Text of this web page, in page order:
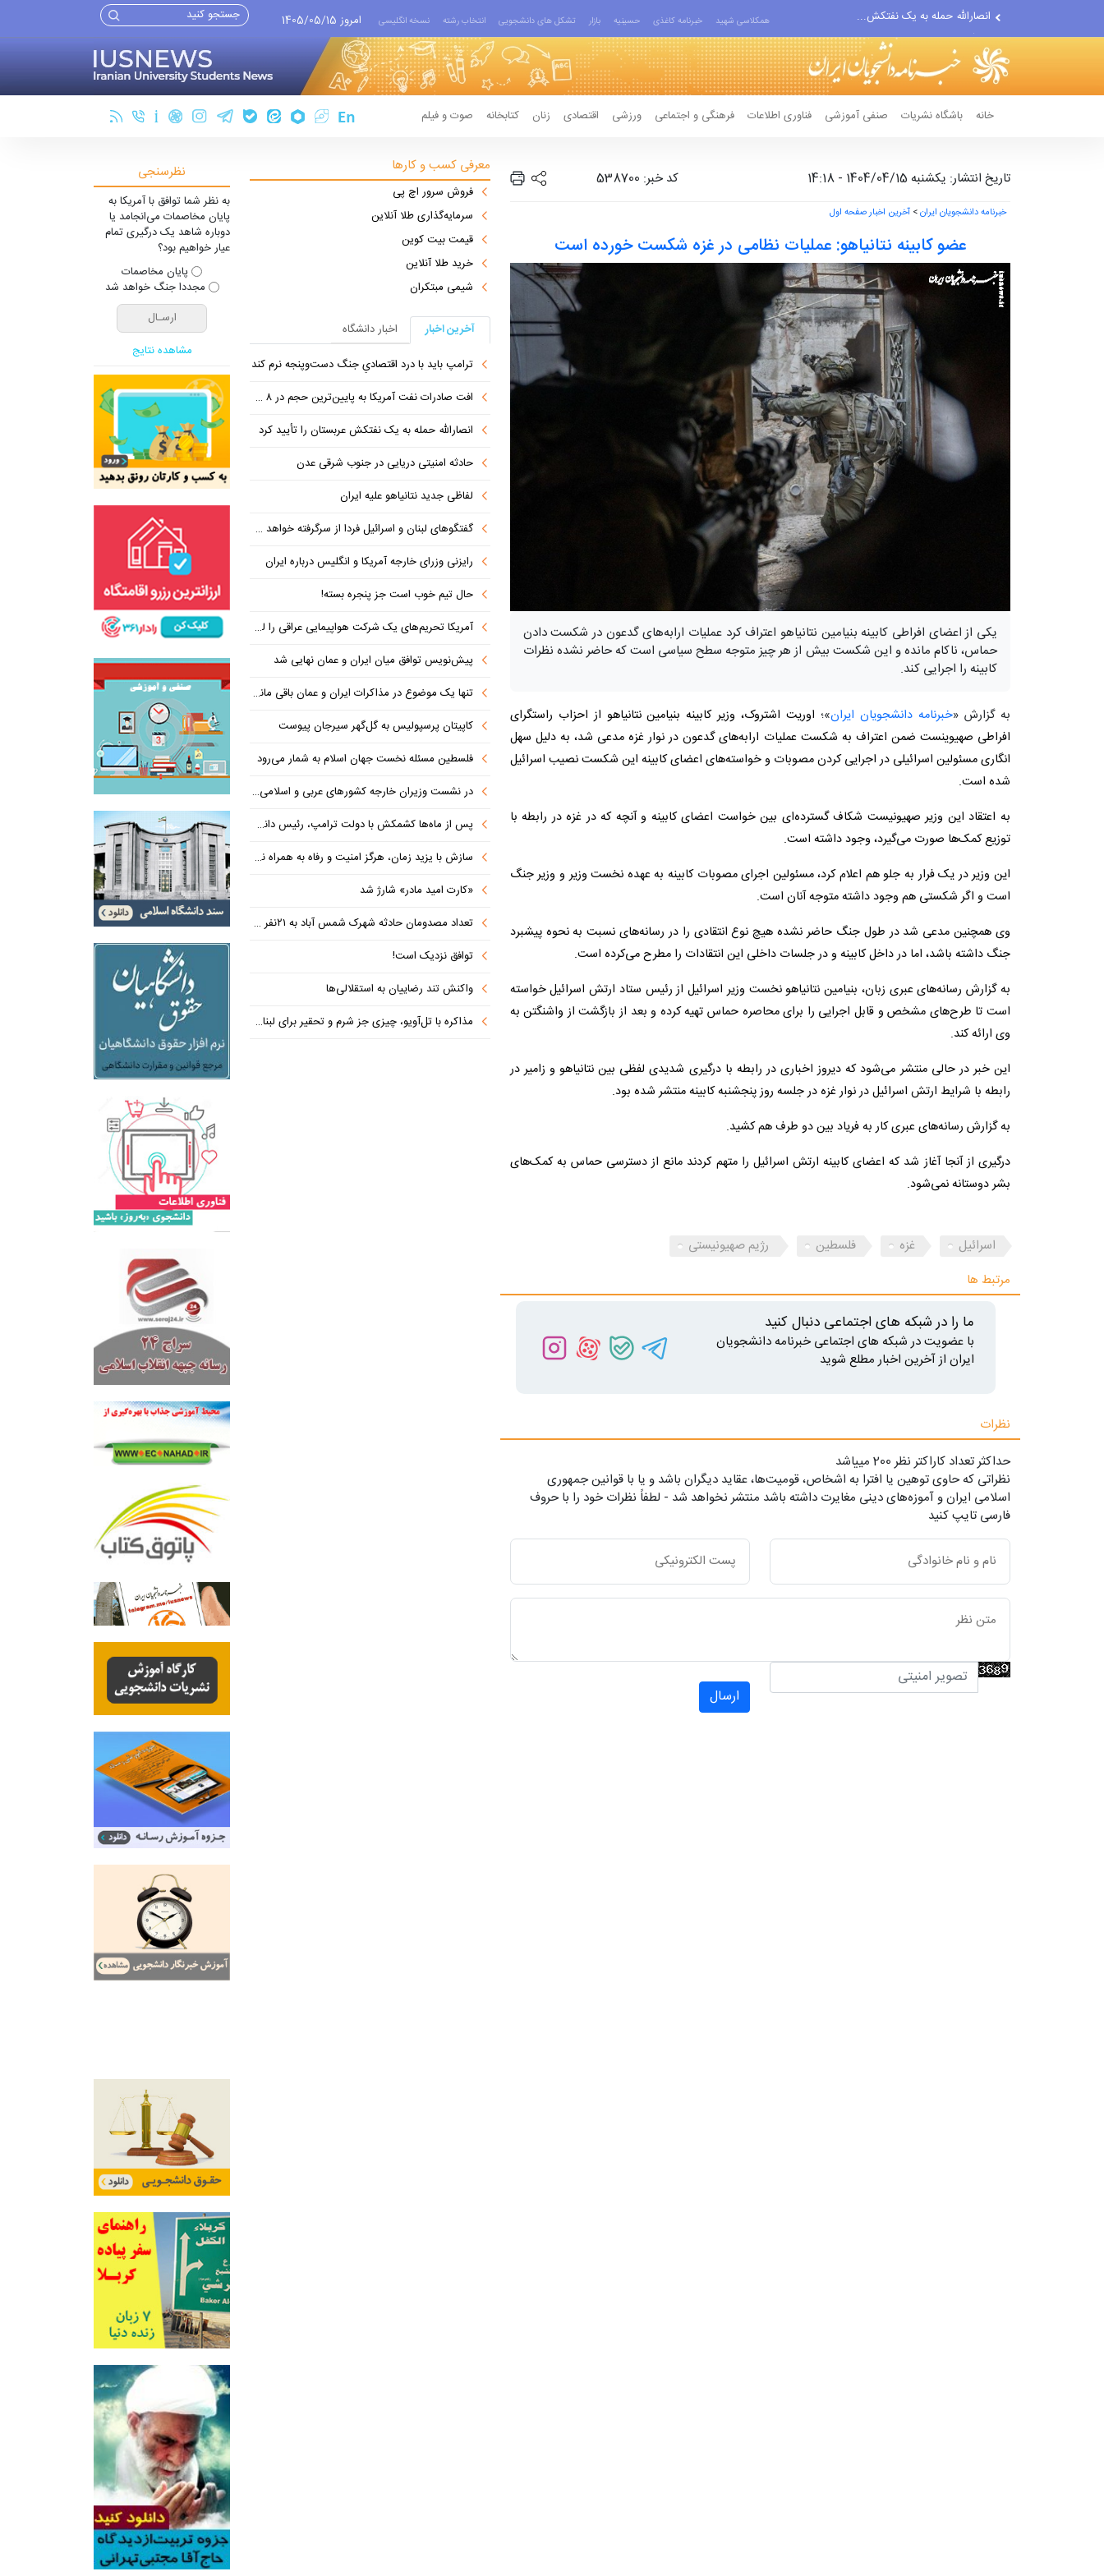
حادثه امنیتی دریایی در جنوب...
لفاظی جدید نتانیاهو علیه ایران
همکلاسی شهید خبرنامه کاغذی حسینیه بازار تشکل های دانشجویی انتخاب رشته نسخه انگلیسی امروز 1405/05/15
خانه باشگاه نشریات صنفی آموزشی فناوری اطلاعات فرهنگی و اجتماعی ورزشی اقتصادی زنان کتابخانه صوت و فیلم
تاریخ انتشار: یکشنبه 1404/04/15 - 14:18 کد خبر: 538700
خبرنامه دانشجویان ایران> آخرین اخبار صفحه اول
عضو کابینه نتانیاهو: عملیات نظامی در غزه شکست خورده است
یکی از اعضای افراطی کابینه بنیامین نتانیاهو اعتراف کرد عملیات ارابه‌های گدعون در شکست دادن
حماس، ناکام مانده و این شکست بیش از هر چیز متوجه سطح سیاسی است که حاضر نشده نظرات
کابینه را اجرایی کند.
به گزارش «خبرنامه دانشجویان ایران»؛ اوریت اشتروک، وزیر کابینه بنیامین نتانیاهو از احزاب راستگرای
افراطی صهیوینست ضمن اعتراف به شکست عملیات ارابه‌های گدعون در نوار غزه مدعی شد، به دلیل سهل
انگاری مسئولین اسرائیلی در اجرایی کردن مصوبات و خواسته‌های اعضای کابینه این شکست نصیب اسرائیل
شده است.
به اعتقاد این وزیر صهیونیست شکاف گسترده‌ای بین خواست اعضای کابینه و آنچه که در غزه در رابطه با
توزیع کمک‌ها صورت می‌گیرد، وجود داشته است.
این وزیر در یک فرار به جلو هم اعلام کرد، مسئولین اجرای مصوبات کابینه به عهده نخست وزیر و وزیر جنگ
است و اگر شکستی هم وجود داشته متوجه آنان است.
وی همچنین مدعی شد در طول جنگ حاضر نشده هیچ نوع انتقادی را در رسانه‌های نسبت به نحوه پیشبرد
جنگ داشته باشد، اما در داخل کابینه و در جلسات داخلی این انتقادات را مطرح می‌کرده است.
به گزارش رسانه‌های عبری زبان، بنیامین نتانیاهو نخست وزیر اسرائیل از رئیس ستاد ارتش اسرائیل خواسته
است تا طرح‌های مشخص و قابل اجرایی را برای محاصره حماس تهیه کرده و بعد از بازگشت از واشنگتن به
وی ارائه کند.
این خبر در حالی منتشر می‌شود که دیروز اخباری در رابطه با درگیری شدیدی لفظی بین نتانیاهو و زامیر در
رابطه با شرایط ارتش اسرائیل در نوار غزه در جلسه روز پنجشنبه کابینه منتشر شده بود.
به گزارش رسانه‌های عبری کار به فریاد بین دو طرف هم کشید.
درگیری از آنجا آغاز شد که اعضای کابینه ارتش اسرائیل را متهم کردند مانع از دسترسی حماس به کمک‌های
بشر دوستانه نمی‌شود.
اسرائیل غزه فلسطین
رژیم صهیونیستی
مرتبط ها
ما را در شبکه های اجتماعی دنبال کنید
با عضویت در شبکه های اجتماعی خبرنامه دانشجویان
ایران از آخرین اخبار مطلع شوید
نظرات
حداکثر تعداد کاراکتر نظر 200 ميياشد
نظراتی که حاوی توهین یا افترا به اشخاص، قومیت‌ها، عقاید دیگران باشد و یا با قوانین جمهوری
اسلامی ایران و آموزه‌های دینی مغایرت داشته باشد منتشر نخواهد شد - لطفاً نظرات خود را با حروف
فارسی تایپ کنید
ارسال
معرفی کسب و کارها
فروش سرور اچ پی
سرمایه‌گذاری طلا آنلاین
قیمت بیت کوین
خرید طلا آنلاین
شیمی مبتکران
آخرین اخبار
اخبار دانشگاه
ترامپ باید با درد اقتصادیِ جنگ دست‌و‌پنجه نرم کند
افت صادرات نفت آمریکا به پایین‌ترین حجم در ۸ ماه اخیر
انصارالله حمله به یک نفتکش عربستان را تأیید کرد
حادثه امنیتی دریایی در جنوب شرقی عدن
لفاظی جدید نتانیاهو علیه ایران
گفتگوهای لبنان و اسرائیل فردا از سرگرفته خواهد شد!
رایزنی وزرای خارجه آمریکا و انگلیس درباره ایران
حال تیم خوب است جز پنجره بسته!
آمریکا تحریم‌های یک شرکت هواپیمایی عراقی را لغو کرد
پیش‌نویس توافق میان ایران و عمان نهایی شد
تنها یک موضوع در مذاکرات ایران و عمان باقی مانده است
کاپیتان پرسپولیس به گل‌گهر سیرجان پیوست
فلسطین مسئله نخست جهان اسلام به شمار می‌رود
در نشست وزیران خارجه کشورهای عربی و اسلامی در امان چه گذشت؟
پس از ماه‌ها کشمکش با دولت ترامپ، رئیس دانشگاه براون کنار می‌رود
سازش با یزید زمان، هرگز امنیت و رفاه به همراه نداشته است
«کارت امید مادر» شارژ شد
تعداد مصدومان حادثه شهرک شمس آباد به ۲۱نفر رسید
توافق نزدیک است!
واکنش تند رضاییان به استقلالی‌ها
مذاکره با تل‌آویو، چیزی جز شرم و تحقیر برای لبنان ندارد
نظرسنجی
به نظر شما توافق با آمریکا به
پایان مخاصمات می‌انجامد یا
دوباره شاهد یک درگیری تمام
عیار خواهیم بود؟
پایان مخاصمات
مجددا جنگ خواهد شد
مشاهده نتایج